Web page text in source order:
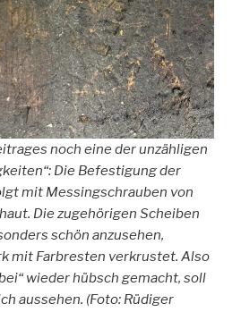
noch eine der unzähligen
Die Befestigung der
mit Messingschrauben von
Die zugehörigen Scheiben
schön anzusehen,
mit Farbresten verkrustet. Also
wieder hübsch gemacht, soll
aussehen. (Foto: Rüdiger